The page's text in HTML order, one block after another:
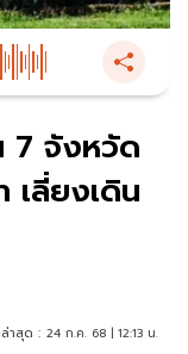
7 จังหวัด
เลี่ยงเดิน
าสุด : 24 ก.ค. 68 | 12:13 น.